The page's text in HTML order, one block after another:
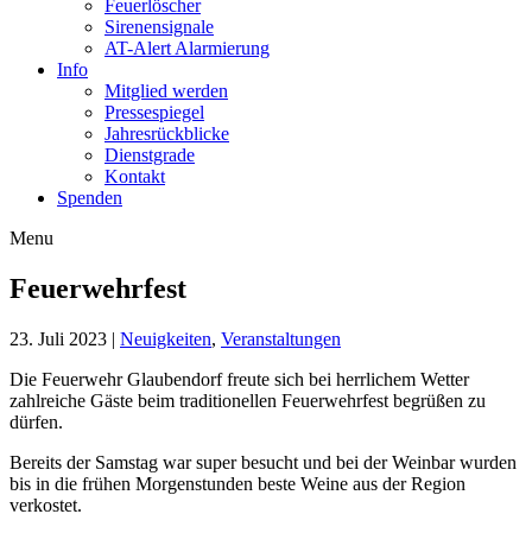
Feuerlöscher
Sirenensignale
AT-Alert Alarmierung
Info
Mitglied werden
Pressespiegel
Jahresrückblicke
Dienstgrade
Kontakt
Spenden
Menu
FF Glaubendorf
Feuerwehr Glaubendorf
Feuerwehrfest
23. Juli 2023 | Neuigkeiten, Veranstaltungen
Die Feuerwehr Glaubendorf freute sich bei herrlichem Wetter
zahlreiche Gäste beim traditionellen Feuerwehrfest begrüßen zu
dürfen.
Bereits der Samstag war super besucht und bei der Weinbar wurden
bis in die frühen Morgenstunden beste Weine aus der Region
verkostet.